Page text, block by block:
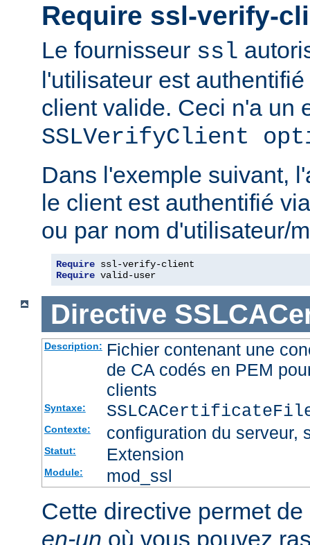
Require ssl-verify-
Le fournisseur ssl
l'utilisateur est
client valide. Ceci n'a un
SSLVerifyClient
Dans l'exemple suivant,
le client est authentifié
ou par nom d'utilisateur/
Require
Require valid-user
Directive
Description: Fichier contenant une
de CA codés en PEM
clients
Syntaxe:
Contexte: configuration du serveur,
Statut: Extension
Module: mod_ssl
Cette directive permet
en-un où vous pouvez